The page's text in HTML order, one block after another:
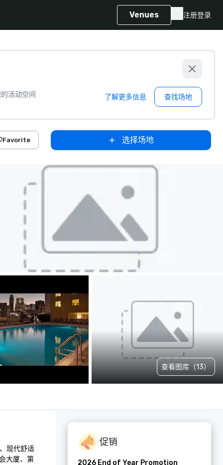
Venues 注册登录
活动空间
了解更多信息 查找场地
Favorite 选择场地
查看图库（13）
现代舒适
大厦、第
促销
2026 End of Year Promotion